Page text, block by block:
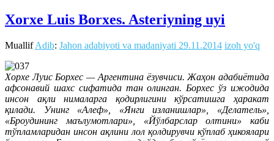
Xorxe Luis Borxes. Asteriyning uyi
MuallifAdib: Jahon adabiyoti va madaniyati 29.11.2014 izoh yo'q
Хорхе Луис Борхес — Аргентина ёзувчиси. Жаҳон адабиётида
афсонавий шахс сифатида тан олинган. Борхес ўз ижодида
инсон ақли нималарга қодирлигини кўрсатишга ҳаракат
қилади. Унинг «Алеф», «Янги изланишлар», «Делатель»,
«Броудининг маълумотлари», «Йўлбарслар олтини» каби
тўпламларидан инсон ақлини лол қолдирувчи кўплаб ҳикоялари